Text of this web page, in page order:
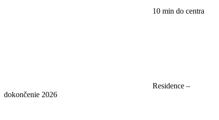
10 min do centra
Residence –
dokončenie 2026